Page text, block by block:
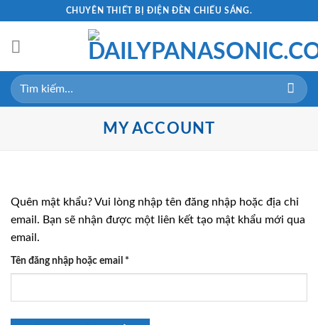
content
CHUYÊN THIẾT BỊ ĐIỆN ĐÈN CHIẾU SÁNG.
Tìm
kiếm:
MY ACCOUNT
Quên mật khẩu? Vui lòng nhập tên đăng nhập hoặc địa chỉ
email. Bạn sẽ nhận được một liên kết tạo mật khẩu mới qua
email.
Tên đăng nhập hoặc email *
buộc